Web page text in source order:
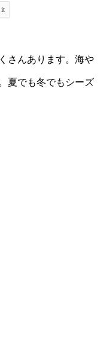
it
さんあります。海や
夏でも冬でもシーズ